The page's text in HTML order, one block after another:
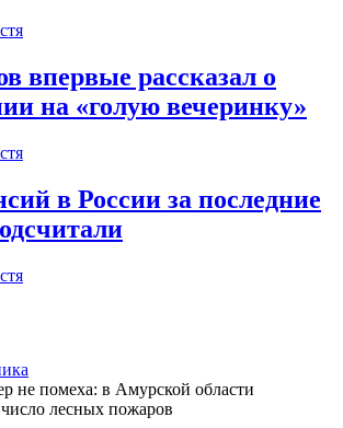
впервые рассказал о
на «голую вечеринку»
в России за последние
не помеха: в Амурской области
число лесных пожаров